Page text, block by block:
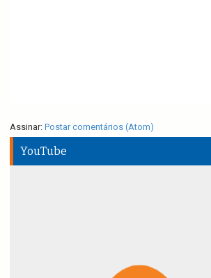
Assinar: Postar comentários (Atom)
YouTube